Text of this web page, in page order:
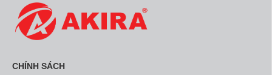
CHÍNH SÁCH